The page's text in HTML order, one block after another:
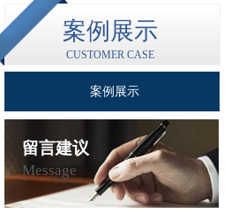
案例展示
CUSTOMER CASE
案例展示
留言建议
Message